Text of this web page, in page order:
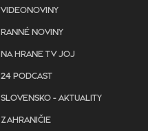
VIDEONOVINY
RANNÉ NOVINY
NA HRANE TV JOJ
24 PODCAST
SLOVENSKO - AKTUALITY
ZAHRANIČIE